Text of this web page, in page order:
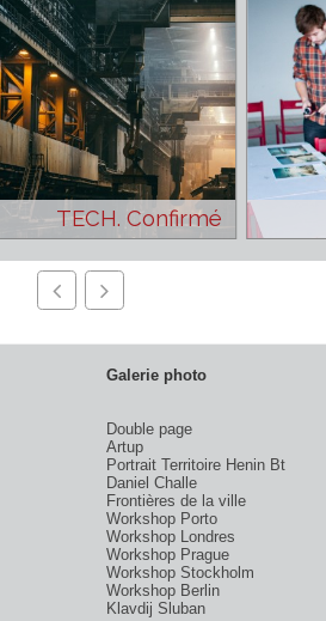
Galerie photo
Double page
Artup
Portrait Territoire
Daniel Challe